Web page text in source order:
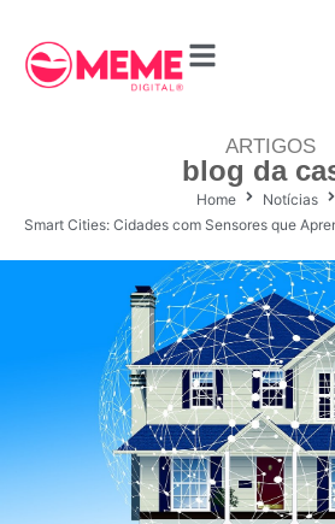
ARTIGOS
blog da
Home
Notícias
Smart Cities: Cidades com Sensores que